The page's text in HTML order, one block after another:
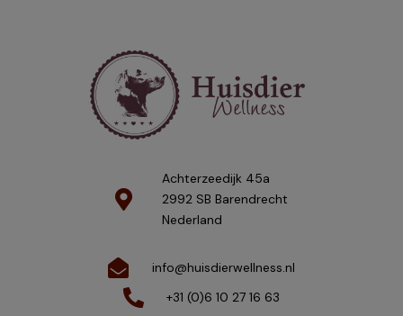
Achterzeedijk 45a
2992 SB Barendrecht
Nederland
info@huisdierwellness.nl
+31 (0)6 10 27 16 63